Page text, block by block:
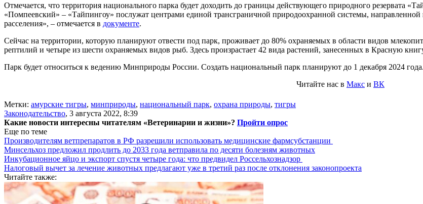
Отмечается, что территория национального парка будет доходить до границы действующего природного резервата
«Помпеевский» – «Тайпингоу» послужат центрами единой трансграничной природоохранной системы, направленной
расселения», – отмечается в документе.
Сейчас на территории, которую планируют отвести под парк, проживает до 80% охраняемых в области видов
рептилий и четыре из шести охраняемых видов рыб. Здесь произрастает 42 вида растений, занесенных в Красную
Парк будет относиться к ведению Минприроды России. Создать национальный парк планируют до 1 декабря 2024 года.
Читайте нас в Макс и ВК
Метки: амурские тигры, минприроды, национальный парк, охрана природы, тигры
Законодательство, 3 августа 2022, 8:39
Какие новости интересны читателям «Ветеринарии и жизни»? Пройти опрос
Еще по теме
Производителям ветпрепаратов в РФ разрешили использовать медицинские фармсубстанции
Минсельхоз предложил продлить до 2033 года ветправила по десяти болезням животных
Инкубационное яйцо и экспорт спустя четыре года: что предвидел Россельхознадзор
Налоговый вычет за лечение животных предлагают уже в третий раз после отклонения законопроекта
Читайте также: